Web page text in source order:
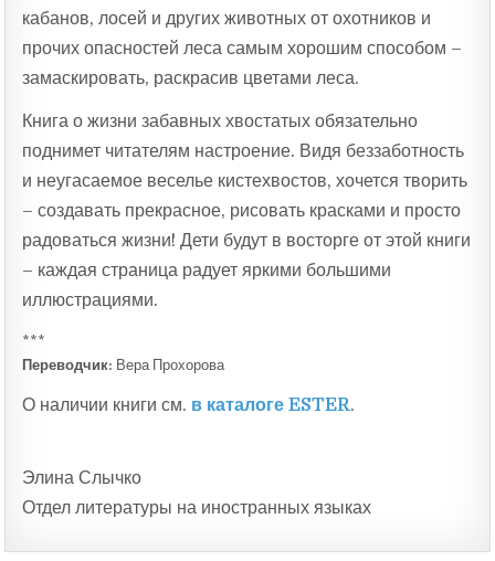
кабанов, лосей и других животных от охотников и
прочих опасностей леса самым хорошим способом –
замаскировать, раскрасив цветами леса.
Книга о жизни забавных хвостатых обязательно
поднимет читателям настроение. Видя беззаботность
и неугасаемое веселье кистехвостов, хочется творить
– создавать прекрасное, рисовать красками и просто
радоваться жизни! Дети будут в восторге от этой книги
– каждая страница радует яркими большими
иллюстрациями.
***
Переводчик: Вера Прохорова
О наличии книги см. в каталоге ESTER.
Элина Слычко
Отдел литературы на иностранных языках